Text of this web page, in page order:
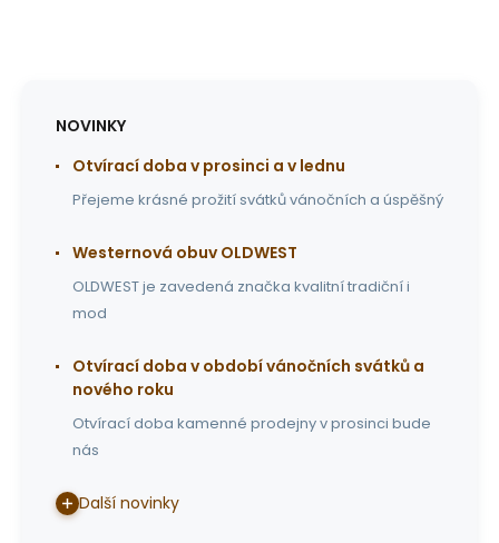
NOVINKY
Otvírací doba v prosinci a v lednu
Přejeme krásné prožití svátků vánočních a úspěšný
Westernová obuv OLDWEST
OLDWEST je zavedená značka kvalitní tradiční i
mod
Otvírací doba v období vánočních svátků a
nového roku
Otvírací doba kamenné prodejny v prosinci bude
nás
Další novinky